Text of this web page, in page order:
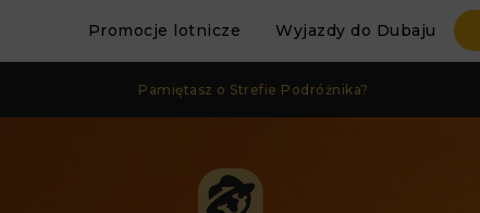
Promocje lotnicze Wyjazdy do Dubaju
Pamiętasz o Strefie Podróżnika?